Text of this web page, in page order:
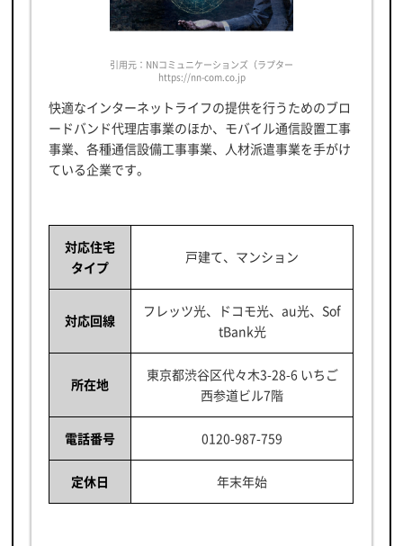
引用元：NNコミュニケーションズ（ラプター）公式サイト
https://nn-com.co.jp
快適なインターネットライフの提供を行うためのブロ
ードバンド代理店事業のほか、モバイル通信設置工事
事業、各種通信設備工事事業、人材派遣事業を手がけ
ている企業です。
対応住宅
タイプ
戸建て、マンション
対応回線
フレッツ光、ドコモ光、au光、Sof
tBank光
所在地
東京都渋谷区代々木3-28-6 いちご
西参道ビル7階
電話番号 0120-987-759
定休日 年末年始